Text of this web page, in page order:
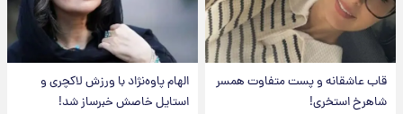
قاب عاشقانه و پست متفاوت همسر
شاهرخ استخری!
الهام پاوه‌نژاد با ورزش لاکچری و
استایل خاصش خبرساز شد!